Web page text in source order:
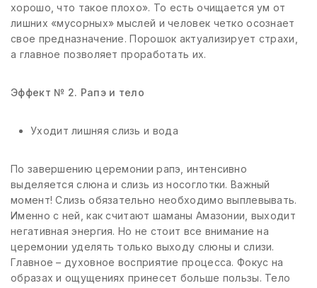
хорошо, что такое плохо». То есть очищается ум от
лишних «мусорных» мыслей и человек четко осознает
свое предназначение. Порошок актуализирует страхи,
а главное позволяет проработать их.
Эффект № 2. Рапэ и тело
Уходит лишняя слизь и вода
По завершению церемонии рапэ, интенсивно
выделяется слюна и слизь из носоглотки. Важный
момент! Слизь обязательно необходимо выплевывать.
Именно с ней, как считают шаманы Амазонии, выходит
негативная энергия. Но не стоит все внимание на
церемонии уделять только выходу слюны и слизи.
Главное – духовное восприятие процесса. Фокус на
образах и ощущениях принесет больше пользы. Тело